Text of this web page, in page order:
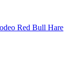
Red Bull Hare